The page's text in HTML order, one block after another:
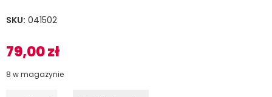
SKU: 041502
79,00zł
8 w magazynie